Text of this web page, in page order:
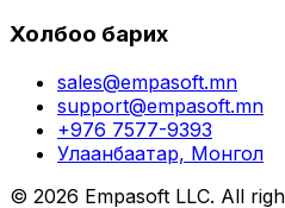
Холбоо барих
sales@empasoft.mn
support@empasoft.mn
+976 7577-9393
Улаанбаатар, Монгол
© 2026 Empasoft LLC. All